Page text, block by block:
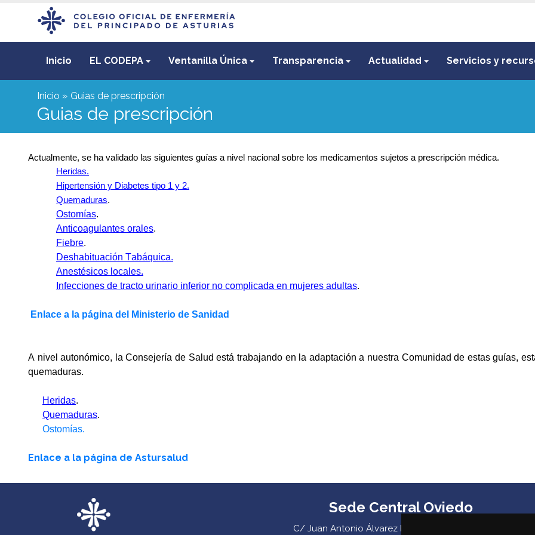
Inicio EL CODEPA Ventanilla Única Transparencia Actualidad Servicios y
Inicio Guias de prescripción
Guias de prescripción
Actualmente, se ha validado las siguientes guías a nivel nacional sobre los medicamentos sujetos a prescripción médica.
Heridas.
Hipertensión y Diabetes tipo 1 y 2.
Quemaduras.
Ostomías.
Anticoagulantes orales.
Fiebre.
Deshabituación Tabáquica.
Anestésicos locales.
Infecciones de tracto urinario inferior no complicada en mujeres adultas.
Enlace a la página del Ministerio de Sanidad
A nivel autonómico, la Consejería de Salud está trabajando en la adaptación a nuestra Comunidad de estas guías,
quemaduras.
Heridas.
Quemaduras.
Ostomías.
Enlace a la página de Astursalud
Sede Central Oviedo
C/ Juan Antonio Álvarez Rabanal 7, bajo. C.P. 33011